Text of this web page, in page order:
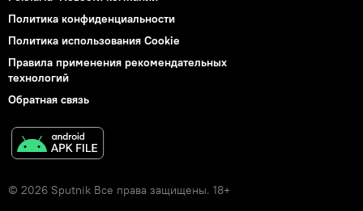
Политика конфиденциальности
Политика использования Cookie
Правила применения рекомендательных
технологий
Обратная связь
© 2026 Sputnik Все права защищены. 18+